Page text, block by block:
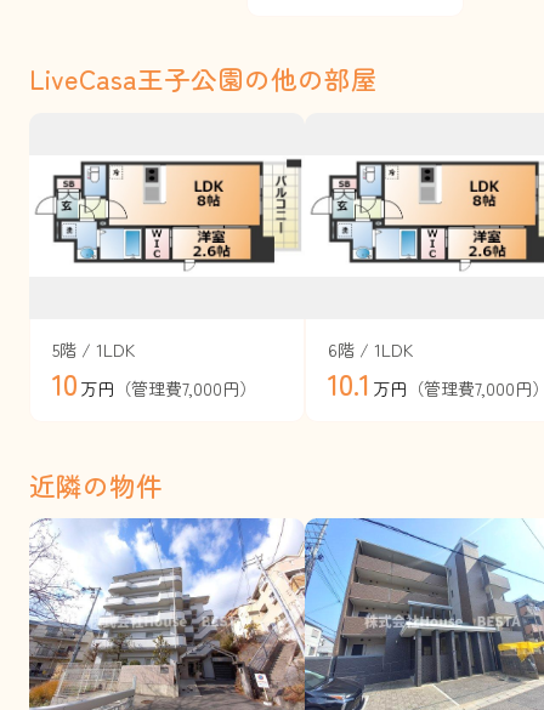
LiveCasa王子公園の他の部屋
5階 / 1LDK
10 万円 （管理費7,000円）
6階 / 1LDK
10.1 万円 （管理費7,000円
近隣の物件